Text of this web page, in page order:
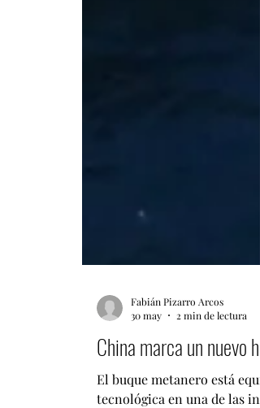
Fabián Pizarro Arcos
30 may
2 min de lectura
China marca un nuevo